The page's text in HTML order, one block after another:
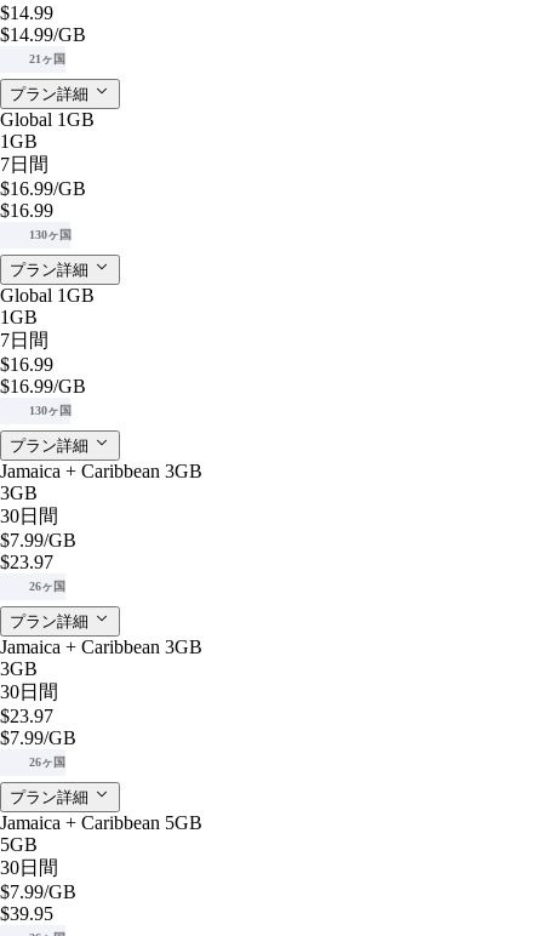
$14.99
$14.99/GB
21ヶ国
プラン詳細
Global 1GB
1GB
7日間
$16.99/GB
$16.99
130ヶ国
プラン詳細
Global 1GB
1GB
7日間
$16.99
$16.99/GB
130ヶ国
プラン詳細
Jamaica + Caribbean 3GB
3GB
30日間
$7.99/GB
$23.97
26ヶ国
プラン詳細
Jamaica + Caribbean 3GB
3GB
30日間
$23.97
$7.99/GB
26ヶ国
プラン詳細
Jamaica + Caribbean 5GB
5GB
30日間
$7.99/GB
$39.95